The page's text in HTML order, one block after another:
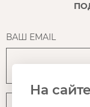
ВАШ EMAIL
На